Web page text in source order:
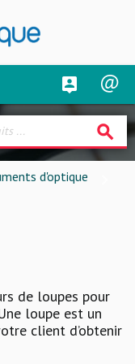
search
d'optique
de loupes pour
loupe est un
client d’obtenir